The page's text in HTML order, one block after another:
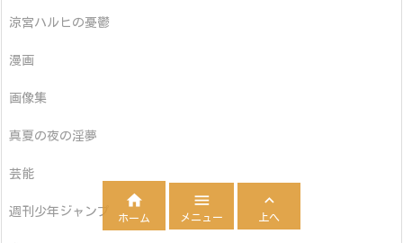
涼宮ハルヒの憂鬱
漫画
画像集
真夏の夜の淫夢
芸能
週刊少年ジャンプ

ホーム

メニュー

上へ